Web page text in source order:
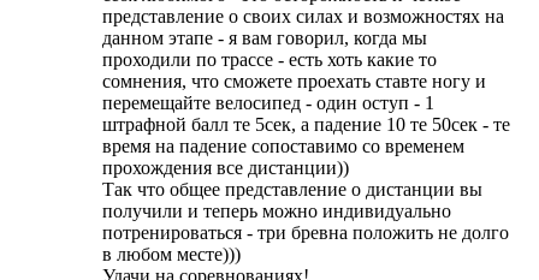
представление о своих силах и возможностях на
данном этапе - я вам говорил, когда мы
проходили по трассе - есть хоть какие то
сомнения, что сможете проехать ставте ногу и
перемещайте велосипед - один оступ - 1
штрафной балл те 5сек, а падение 10 те 50сек - те
время на падение сопоставимо со временем
прохождения все дистанции))
Так что общее представление о дистанции вы
получили и теперь можно индивидуально
потренироваться - три бревна положить не долго
в любом месте)))
Удачи на соревнованиях!